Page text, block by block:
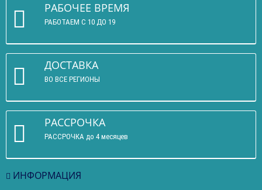
РАБОЧЕЕ ВРЕМЯ
РАБОТАЕМ С 10 ДО 19
ДОСТАВКА
ВО ВСЕ РЕГИОНЫ
РАССРОЧКА
РАССРОЧКА до 4 месяцев
ИНФОРМАЦИЯ